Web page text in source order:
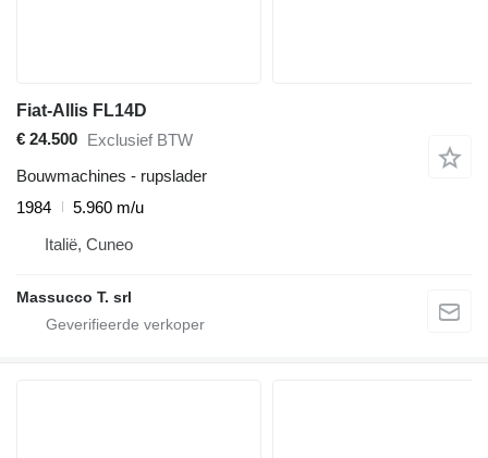
Fiat-Allis FL14D
€ 24.500 Exclusief BTW
Bouwmachines - rupslader
1984
5.960 m/u
Italië, Cuneo
Massucco T. srl